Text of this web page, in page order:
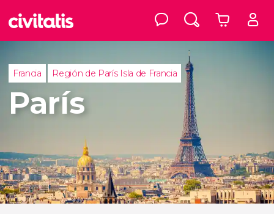
Francia Región de París Isla de Francia
París